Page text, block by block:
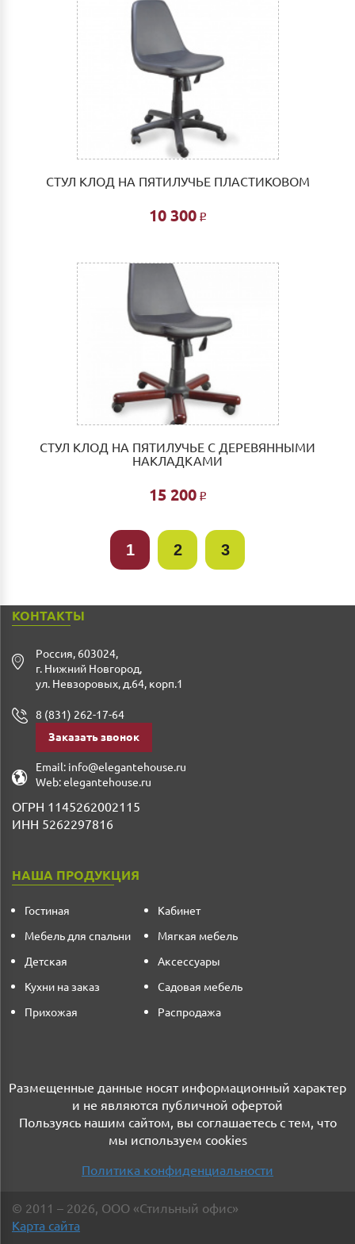
СТУЛ КЛОД НА ПЯТИЛУЧЬЕ ПЛАСТИКОВОМ
10 300 Р
СТУЛ КЛОД НА ПЯТИЛУЧЬЕ С ДЕРЕВЯННЫМИ
НАКЛАДКАМИ
15 200 Р
1 2 3
КОНТАКТЫ
Россия, 603024,
г. Нижний Новгород,
ул. Невзоровых, д.64, корп.1
8 (831) 262-17-64
Заказать звонок
Email: info@elegantehouse.ru
Web:elegantehouse.ru
ОГРН 1145262002115
ИНН 5262297816
НАША ПРОДУКЦИЯ
Гостиная
Мебель для спальни
Детская
Кухни на заказ
Прихожая
Кабинет
Мягкая мебель
Аксессуары
Садовая мебель
Распродажа
Размещенные данные носят информационный характер
и не являются публичной офертой
Пользуясь нашим сайтом, вы соглашаетесь с тем, что
мы используем cookies
Политика конфиденциальности
© 2011 – 2026, ООО «Стильный офис»
Карта сайта